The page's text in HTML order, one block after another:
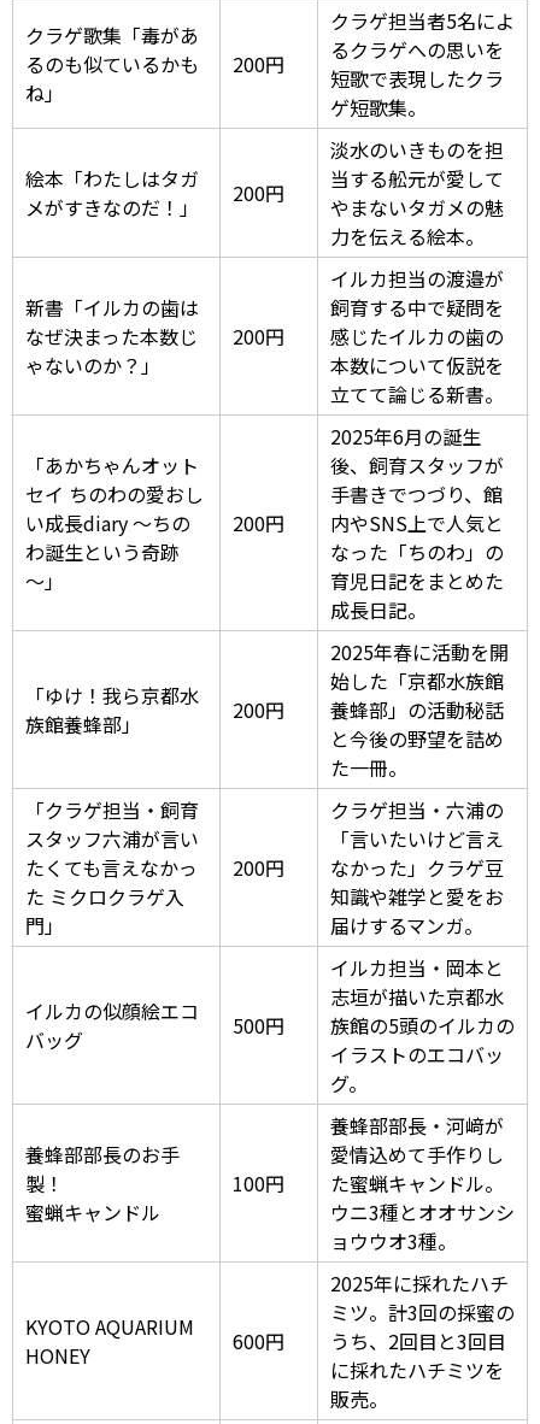
クラゲ歌集「毒があ
るのも似ているかも
ね」
200円
クラゲ担当者5名によ
るクラゲへの思いを
短歌で表現したクラ
ゲ短歌集。
絵本「わたしはタガ
メがすきなのだ！」
200円
淡水のいきものを担
当する舩元が愛して
やまないタガメの魅
力を伝える絵本。
新書「イルカの歯は
なぜ決まった本数じ
ゃないのか？」
200円
イルカ担当の渡邉が
飼育する中で疑問を
感じたイルカの歯の
本数について仮説を
立てて論じる新書。
「あかちゃんオット
セイ ちのわの愛おし
い成長diary ～ちの
わ誕生という奇跡
～」
200円
2025年6月の誕生
後、飼育スタッフが
手書きでつづり、館
内やSNS上で人気と
なった「ちのわ」の
育児日記をまとめた
成長日記。
「ゆけ！我ら京都水
族館養蜂部」
200円
2025年春に活動を開
始した「京都水族館
養蜂部」の活動秘話
と今後の野望を詰め
た一冊。
「クラゲ担当・飼育
スタッフ六浦が言い
たくても言えなかっ
た ミクロクラゲ入
門」
200円
クラゲ担当・六浦の
「言いたいけど言え
なかった」クラゲ豆
知識や雑学と愛をお
届けするマンガ。
イルカの似顔絵エコ
バッグ
500円
イルカ担当・岡本と
志垣が描いた京都水
族館の5頭のイルカの
イラストのエコバッ
グ。
養蜂部部長のお手
製！
蜜蝋キャンドル
100円
養蜂部部長・河﨑が
愛情込めて手作りし
た蜜蝋キャンドル。
ウニ3種とオオサンシ
ョウウオ3種。
KYOTO AQUARIUM
HONEY
600円
2025年に採れたハチ
ミツ。計3回の採蜜の
うち、2回目と3回目
に採れたハチミツを
販売。